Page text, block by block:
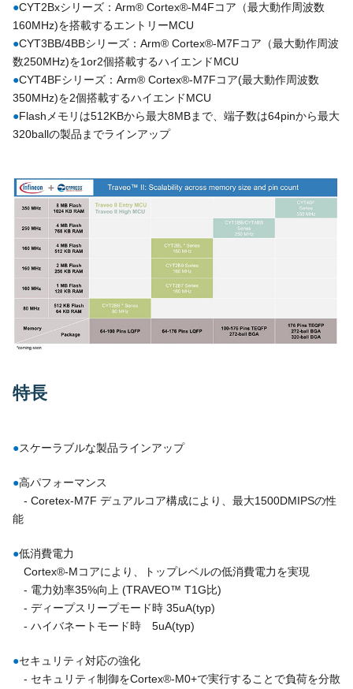
●CYT2Bxシリーズ：Arm® Cortex®-M4Fコア（最大動作周波数
160MHz)を搭載するエントリーMCU
●CYT3BB/4BBシリーズ：Arm® Cortex®-M7Fコア（最大動作周波
数250MHz)を1or2個搭載するハイエンドMCU
●CYT4BFシリーズ：Arm® Cortex®-M7Fコア(最大動作周波数
350MHz)を2個搭載するハイエンドMCU
●Flashメモリは512KBから最大8MBまで、端子数は64pinから最大
320ballの製品までラインアップ
特長
●スケーラブルな製品ラインアップ
●高パフォーマンス
- Coretex-M7F デュアルコア構成により、最大1500DMIPSの性
能
●低消費電力
Cortex®-Mコアにより、トップレベルの低消費電力を実現
- 電力効率35%向上 (TRAVEO™ T1G比)
- ディープスリープモード時 35uA(typ)
- ハイバネートモード時 5uA(typ)
●セキュリティ対応の強化
- セキュリティ制御をCortex®-M0+で実行することで負荷を分散